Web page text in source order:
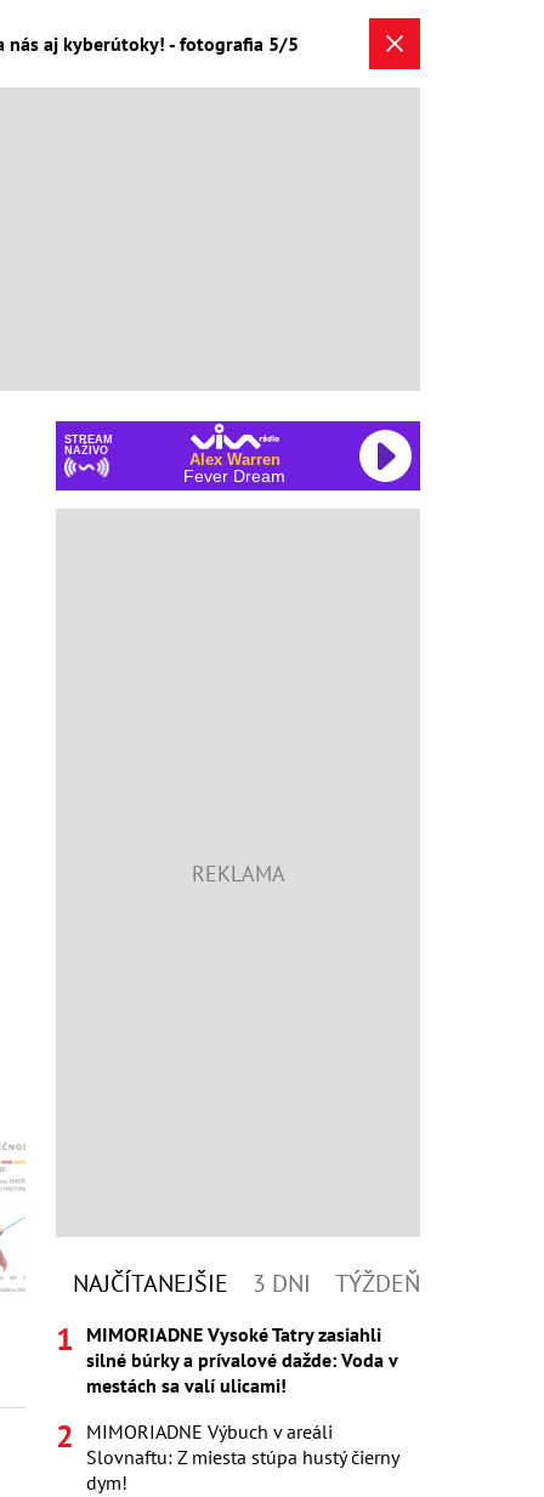
nás aj kyberútoky! - fotografia 5/5
STREAM
NAŽIVO
Alex Warren
Fever Dream
NAJČÍTANEJŠIE 3 DNI TÝŽDEŇ
MIMORIADNE Vysoké Tatry zasiahli
silné búrky a prívalové dažde: Voda v
mestách sa valí ulicami!
MIMORIADNE Výbuch v areáli
Slovnaftu: Z miesta stúpa hustý čierny
dym!